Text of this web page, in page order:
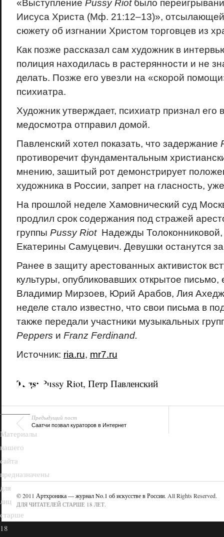
«Выступление Pussy Riotбыло
Иисуса Христа (Мф. 21:12–13)», отсылающей
сюжету об изгнании Христом торговцев из
Как позже рассказал сам художник в
полиция находилась в растерянности и не
делать. Позже его увезли на «скорой
психиатра.
Художник утверждает, психиатр признал
медосмотра отправил домой.
Павленский хотел показать, что задержание
противоречит фундаментальным
мнению, зашитый рот демонстрирует
художника в России, запрет на гласность,
На прошлой неделе Хамовнический суд
продлил срок содержания под стражей
группы Pussy Riot Надежды
Екатерины Самуцевич. Девушки останутся
Ранее в защиту арестованных активисток
культуры, опубликовавших открытое письмо,
Владимир Мирзоев, Юрий Арабов, Лия
неделе стало известно, что свои письма в
также передали участники музыкальных
Peppers и Franz Ferdinand.
Источник: ria.ru, mr7.ru
Tags: Pussy Riot, Петр Павленский
Предыдущий пост
Саатчи позвал кураторов в Интернет
© 2011 Артхроника — журнал No.1 об искусстве в России. All Rights Reserved.
ДЛЯ ЧИТАТЕЛЕЙ СТАРШЕ 18 ЛЕТ.
18+
Материалы
нашего
сайта
предназначены
для
лиц
старше
18